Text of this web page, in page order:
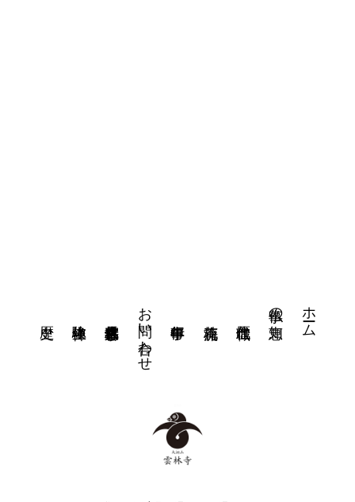
ホーム
仏事の知恵
お問い合わせ